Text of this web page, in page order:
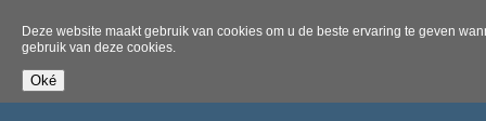
Deze website maakt gebruik van cookies om u de beste ervaring te geven
gebruik van deze cookies.